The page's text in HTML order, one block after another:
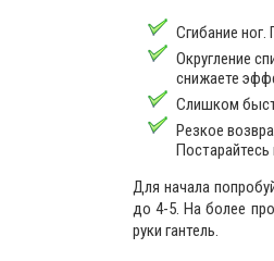
Сгибание
Округление
снижаете
Слишком
Резкое
Для начала
до 4-5. На более
руки гантель.